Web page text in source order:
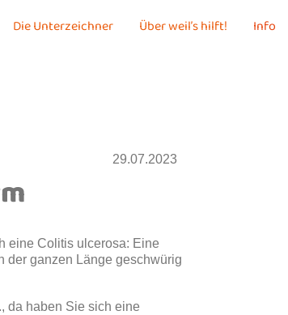
Die Unterzeichner Über weil’s hilft! Info
29.07.2023
eine Colitis ulcerosa: Eine
der ganzen Länge geschwürig
da haben Sie sich eine